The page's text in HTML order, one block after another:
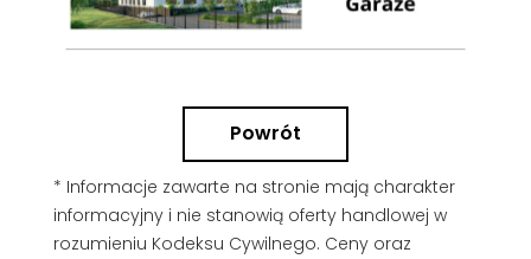
Powrót
* Informacje zawarte na stronie mają charakter
informacyjny i nie stanowią oferty handlowej w
rozumieniu Kodeksu Cywilnego. Ceny oraz